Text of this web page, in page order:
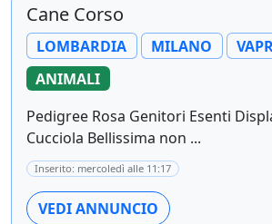
Cane Corso
LOMBARDIA MILANO
ANIMALI
Pedigree Rosa Genitori Esenti
Cucciola Bellissima non ...
Inserito: mercoledì alle 11:17
VEDI ANNUNCIO